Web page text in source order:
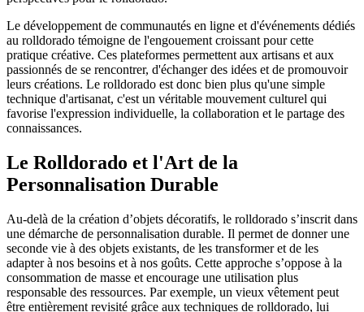
Le développement de communautés en ligne et d'événements dédiés
au rolldorado témoigne de l'engouement croissant pour cette
pratique créative. Ces plateformes permettent aux artisans et aux
passionnés de se rencontrer, d'échanger des idées et de promouvoir
leurs créations. Le rolldorado est donc bien plus qu'une simple
technique d'artisanat, c'est un véritable mouvement culturel qui
favorise l'expression individuelle, la collaboration et le partage des
connaissances.
Le Rolldorado et l'Art de la
Personnalisation Durable
Au-delà de la création d’objets décoratifs, le rolldorado s’inscrit dans
une démarche de personnalisation durable. Il permet de donner une
seconde vie à des objets existants, de les transformer et de les
adapter à nos besoins et à nos goûts. Cette approche s’oppose à la
consommation de masse et encourage une utilisation plus
responsable des ressources. Par exemple, un vieux vêtement peut
être entièrement revisité grâce aux techniques de rolldorado, lui